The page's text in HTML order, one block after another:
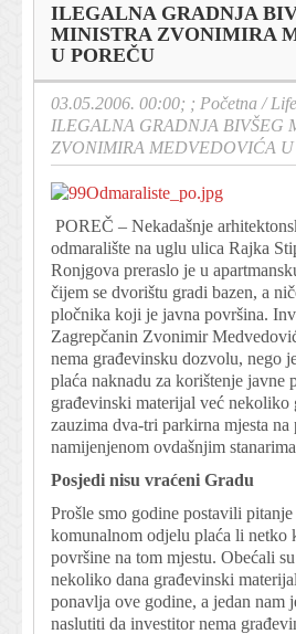
ILEGALNA GRADNJA
MINISTRA ZVONIMIRA
U POREČU
03.05.2006. 00:00; ; Početna /
ILEGALNA GRADNJA BIVŠEG
ZVONIMIRA MEDVEDOVIĆA
POREČ – Nekadašnje
odmaralište na uglu ulica Rajka
Ronjgova preraslo je u
čijem se dvorištu gradi bazen, a
pločnika koji je javna površina.
Zagrepčanin Zvonimir
nema građevinsku dozvolu, nego
plaća naknadu za korištenje javne
građevinski materijal već nekoliko
zauzima dva-tri parkirna mjesta na
namijenjenom ovdašnjim
Posjedi nisu vraćeni Gradu
Prošle smo godine postavili
komunalnom odjelu plaća li netko
površine na tom mjestu. Obećali
nekoliko dana građevinski
ponavlja ove godine, a jedan nam
naslutiti da investitor nema